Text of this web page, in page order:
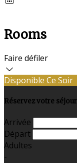
Rooms
Faire défiler
Disponible Ce Soir
Réservez votre séjour
Arrivée
Départ
Adultes
-